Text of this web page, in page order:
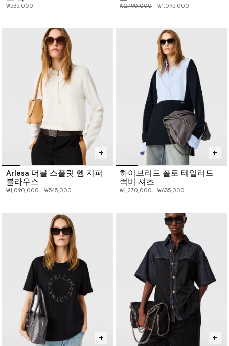
₩535,000 인하 전 가격:
₩2,190,000인하된 가격:
₩1,095,000
Arlesa 더블 스플릿 헴 지퍼
블라우스
인하 전 가격:
₩1,090,000인하된 가격:
₩545,000
하이브리드 폴로 테일러드
럭비 셔츠
인하 전 가격:
₩1,270,000인하된 가격:
₩635,000